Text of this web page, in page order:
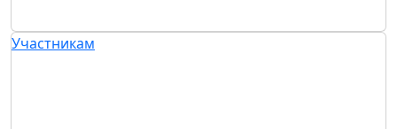
Участникам